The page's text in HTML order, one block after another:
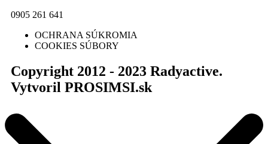
0905 261 641
OCHRANA SÚKROMIA
COOKIES SÚBORY
Copyright 2012 - 2023 Radyactive.
Vytvoril PROSIMSI.sk